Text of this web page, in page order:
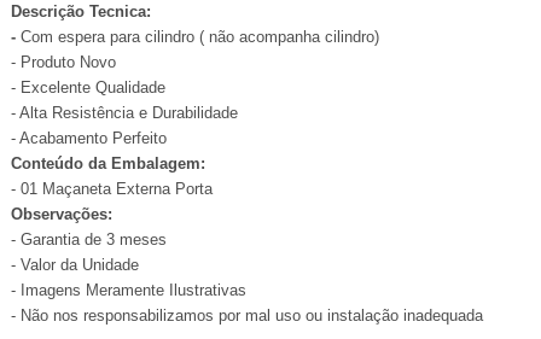
Descrição Tecnica:
- Com espera para cilindro ( não acompanha cilindro)
- Produto Novo
- Excelente Qualidade
- Alta Resistência e Durabilidade
- Acabamento Perfeito
Conteúdo da Embalagem:
- 01 Maçaneta Externa Porta
Observações:
- Garantia de 3 meses
- Valor da Unidade
- Imagens Meramente Ilustrativas
- Não nos responsabilizamos por mal uso ou instalação inadequada